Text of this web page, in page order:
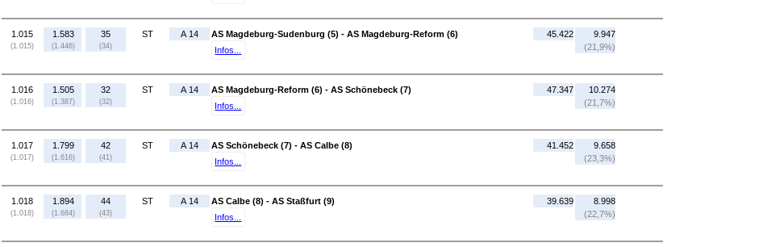
1.015
(1.015)
1.583
(1.446)
35
(34)
ST A 14
AS Magdeburg-Sudenburg (5) - AS Magdeburg-Reform (6)
Infos...
45.422
9.947
(21,9%)
1.016
(1.016)
1.505
(1.387)
32
(32)
ST A 14
AS Magdeburg-Reform (6) - AS Schönebeck (7)
Infos...
47.347
10.274
(21,7%)
1.017
(1.017)
1.799
(1.616)
42
(41)
ST A 14
AS Schönebeck (7) - AS Calbe (8)
Infos...
41.452
9.658
(23,3%)
1.018
(1.018)
1.894
(1.684)
44
(43)
ST A 14
AS Calbe (8) - AS Staßfurt (9)
Infos...
39.639
8.998
(22,7%)